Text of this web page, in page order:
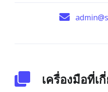
เครื่องมือที่เ